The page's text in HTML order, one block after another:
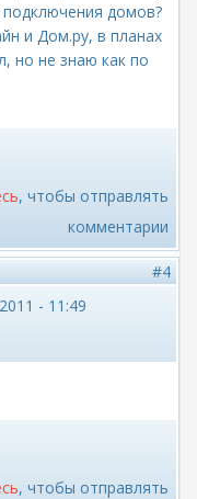
домов?
и Дом.ру, в планах
но не знаю как по
, чтобы отправлять
комментарии
#4
- 11:49
, чтобы отправлять